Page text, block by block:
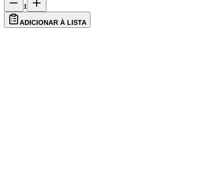
1
ADICIONAR À LISTA